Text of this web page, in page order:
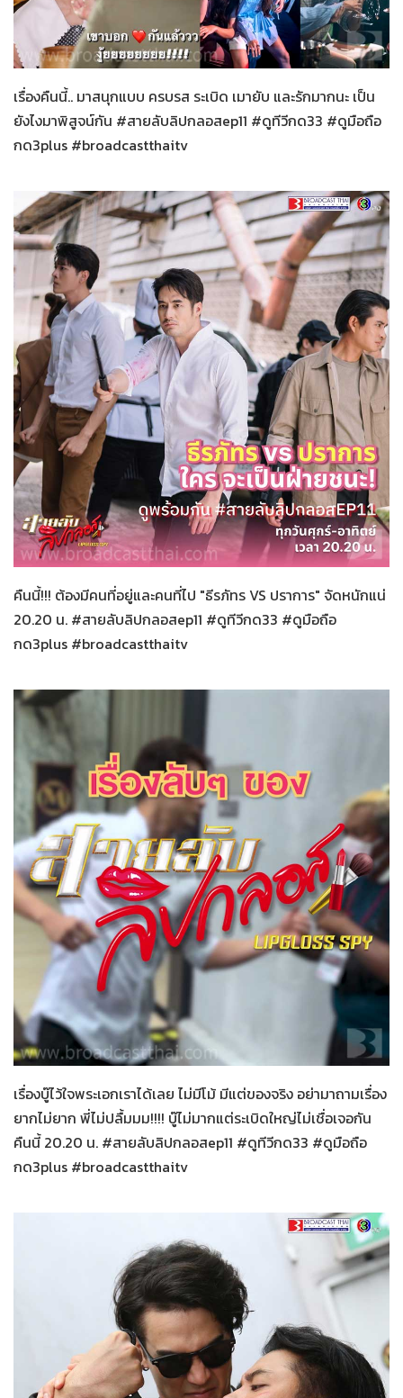
19-11-2565 สายลับลิปกลอส
เรื่องคืนนี้.. มาสนุกแบบ ครบรส ระเบิด เมายับ และรักมากนะ เป็น
ยังไงมาพิสูจน์กัน #สายลับลิปกลอสep11 #ดูทีวีกด33 #ดูมือถือ
กด3plus #broadcastthaitv
19-11-2565 สายลับลิปกลอส
คืนนี้!!! ต้องมีคนที่อยู่และคนที่ไป "ธีรภัทร VS ปราการ" จัดหนักแน่
20.20 น. #สายลับลิปกลอสep11 #ดูทีวีกด33 #ดูมือถือ
กด3plus #broadcastthaitv
19-11-2565 สายลับลิปกลอส
เรื่องบู๊ไว้ใจพระเอกเราได้เลย ไม่มีโม้ มีแต่ของจริง อย่ามาถามเรื่อง
ยากไม่ยาก พี่ไม่ปลื้มมม!!!! บู๊ไม่มากแต่ระเบิดใหญ่ไม่เชื่อเจอกัน
คืนนี้ 20.20 น. #สายลับลิปกลอสep11 #ดูทีวีกด33 #ดูมือถือ
กด3plus #broadcastthaitv